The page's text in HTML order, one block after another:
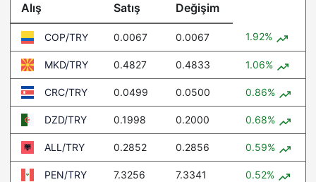
Alış Satış Değişim
COP/TRY 0.0067 0.0067 1.92%
MKD/TRY 0.4827 0.4833 1.06%
CRC/TRY 0.0499 0.0500 0.86%
DZD/TRY 0.1998 0.2000 0.68%
ALL/TRY 0.2852 0.2856 0.59%
PEN/TRY 7.3256 7.3341 0.52%